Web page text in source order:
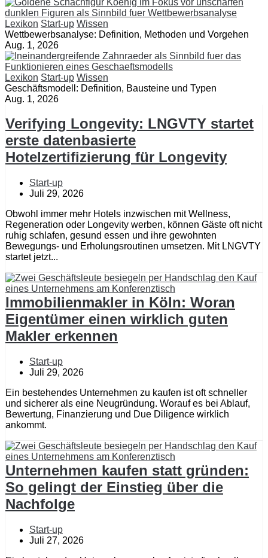
Lexikon Start-up Wissen
Wettbewerbsanalyse: Definition, Methoden und Vorgehen
Aug. 1, 2026
Lexikon Start-up Wissen
Geschäftsmodell: Definition, Bausteine und Typen
Aug. 1, 2026
Verifying Longevity: LNGVTY startet
erste datenbasierte
Hotelzertifizierung für Longevity
Start-up
Juli 29, 2026
Obwohl immer mehr Hotels inzwischen mit Wellness,
Regeneration oder Longevity werben, können Gäste oft nicht
ruhig schlafen, gesund essen und ihre gewohnten
Bewegungs- und Erholungsroutinen umsetzen. Mit LNGVTY
startet jetzt...
Immobilienmakler in Köln: Woran
Eigentümer einen wirklich guten
Makler erkennen
Start-up
Juli 29, 2026
Ein bestehendes Unternehmen zu kaufen ist oft schneller
und sicherer als eine Neugründung. Worauf es bei Ablauf,
Bewertung, Finanzierung und Due Diligence wirklich
ankommt.
Unternehmen kaufen statt gründen:
So gelingt der Einstieg über die
Nachfolge
Start-up
Juli 27, 2026